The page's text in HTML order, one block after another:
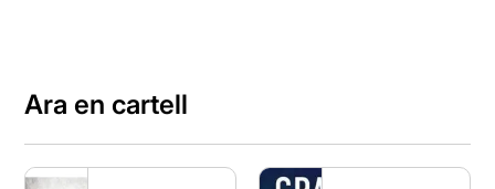
Ara en cartell